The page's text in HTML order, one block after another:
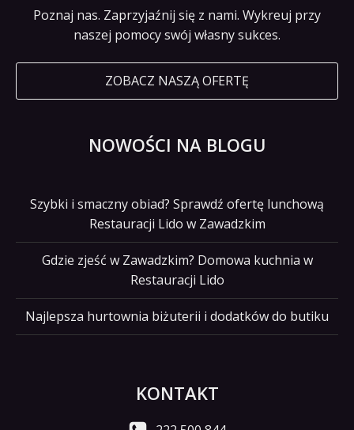
Poznaj nas. Zaprzyjaźnij się z nami. Wykreuj przy
naszej pomocy swój własny sukces.
ZOBACZ NASZĄ OFERTĘ
NOWOŚCI NA BLOGU
Szybki i smaczny obiad? Sprawdź ofertę lunchową
Restauracji Lido w Zawadzkim
Gdzie zjeść w Zawadzkim? Domowa kuchnia w
Restauracji Lido
Najlepsza hurtownia biżuterii i dodatków do butiku
KONTAKT